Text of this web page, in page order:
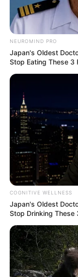
10 Pose
Mainstream
Banget
8 Kata Lucu
Minggu ala
Ngenes
NEUROMIND PRO
Japan's Oldest
Stop Eating These 3
COGNITIVE WELLNESS
Japan's Oldest
Stop Drinking These